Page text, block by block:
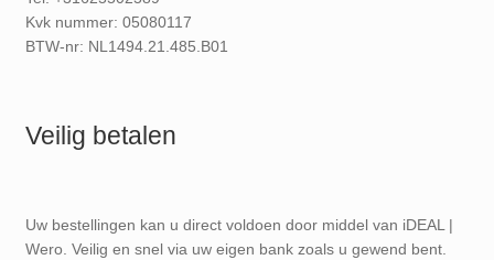
Kvk nummer: 05080117
BTW-nr: NL1494.21.485.B01
Veilig betalen
Uw bestellingen kan u direct voldoen door middel van iDEAL |
Wero. Veilig en snel via uw eigen bank zoals u gewend bent.